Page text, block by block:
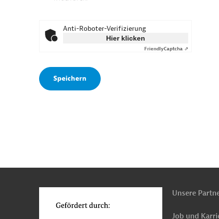
Anti-Roboter-Verifizierung
Hier klicken
FriendlyCaptcha ⇗
Unsere
Job und